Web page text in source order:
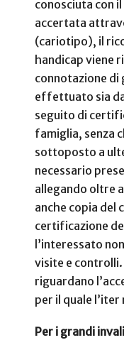
conosciuta con
accertata
(cariotipo), il
handicap viene
connotazione di
effettuato sia
seguito di
famiglia, senza
sottoposto a
necessario
allegando oltre
anche copia del
certificazione
l’interessato
visite e
riguardano
per il quale
Per i grandi